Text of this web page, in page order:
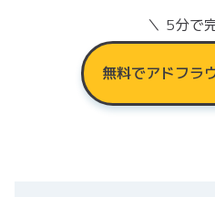
＼ 5分で
無料でアドフラ